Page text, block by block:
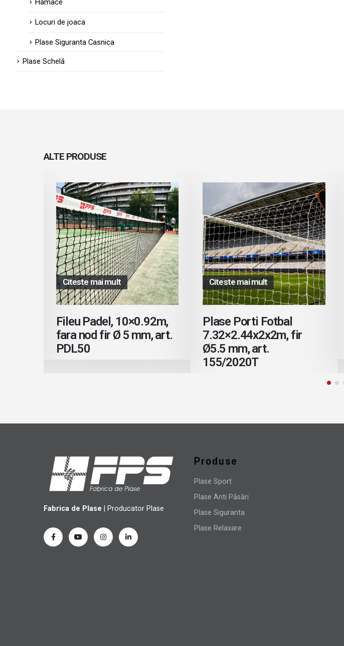
Locuri de joaca
Plase Siguranta Casnica
Plase Schelă
ALTE PRODUSE
Citeste mai mult
Fileu Padel, 10×0.92m,
fara nod fir Ø 5 mm, art.
PDL50
Citeste mai mult
Plase Porti Fotbal
7.32×2.44x2x2m, fir
Ø5.5 mm, art.
155/2020T
Fabrica de Plase | Producator Plase
Produse
Plase Sport
Plase Anti Păsări
Plase Siguranta
Plase Relaxare